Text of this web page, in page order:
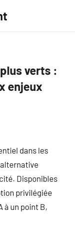
verts :
enjeux
dans les
Disponibles
privilégiée
à un point B,